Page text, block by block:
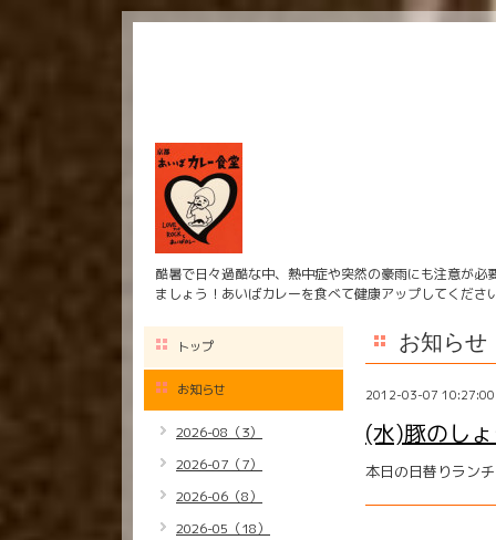
酷暑で日々過酷な中、熱中症や突然の豪雨にも注意が
ましょう！あいばカレーを食べて健康アップしてくださ
お知らせ
2012-03-07 10:27:00
(水)豚のし
本日の日替りラン
トップ
お知らせ
2026-08（3）
2026-07（7）
2026-06（8）
2026-05（18）